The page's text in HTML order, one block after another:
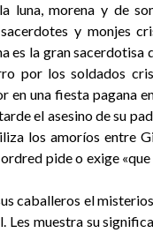
luna, morena y de
y monjes
es la gran sacerdotisa
por los soldados
una fiesta pagana
el asesino de su
los amoríos entre
pide o exige «que
caballeros el
Les muestra su